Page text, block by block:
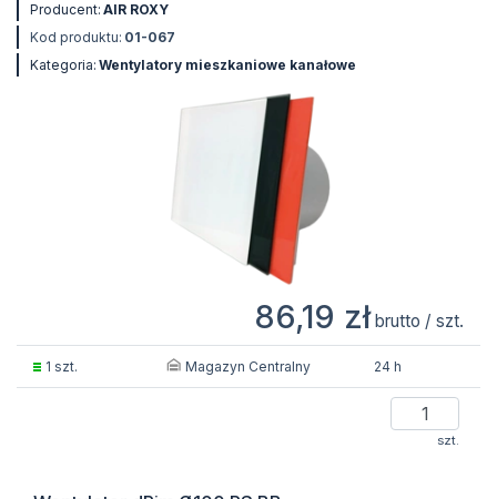
Producent: AIR ROXY
Kod produktu: 01-067
Kategoria: Wentylatory mieszkaniowe kanałowe
86,19 zł brutto / szt.
1 szt. Magazyn Centralny 24 h
szt.